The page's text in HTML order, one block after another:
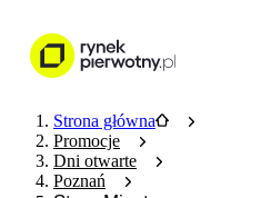
Strona główna
Promocje
Dni otwarte
Poznań